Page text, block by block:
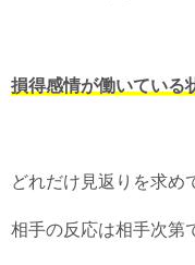
損得感情が働いている
どれだけ見返りを求め
相手の反応は相手次第